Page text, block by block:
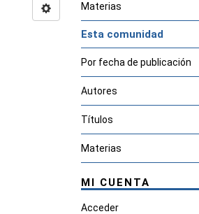
Materias
Esta comunidad
Por fecha de publicación
Autores
Títulos
Materias
MI CUENTA
Acceder